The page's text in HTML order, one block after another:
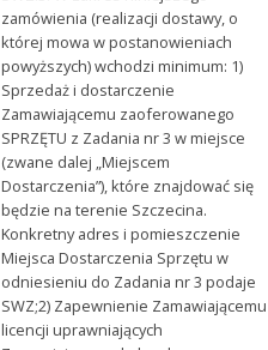
zamówienia (realizacji dostawy, o
której mowa w postanowieniach
powyższych) wchodzi minimum: 1)
Sprzedaż i dostarczenie
Zamawiającemu zaoferowanego
SPRZĘTU z Zadania nr 3 w miejsce
(zwane dalej „Miejscem
Dostarczenia”), które znajdować się
będzie na terenie Szczecina.
Konkretny adres i pomieszczenie
Miejsca Dostarczenia Sprzętu w
odniesieniu do Zadania nr 3 podaje
SWZ;2) Zapewnienie Zamawiającemu
licencji uprawniających